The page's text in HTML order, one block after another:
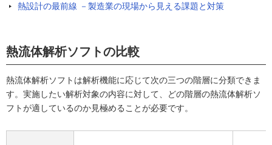
熱設計の最前線 －製造業の現場から見える課題と対策
熱流体解析ソフトの比較
熱流体解析ソフトは解析機能に応じて次の三つの階層に分類できま
す。実施したい解析対象の内容に対して、どの階層の熱流体解析ソ
フトが適しているのか見極めることが必要です。